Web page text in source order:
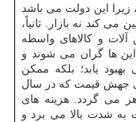
زیرا این دولت می باشد
می كند نه بازار. ثانیاً،
آلات و كالاهای واسطه
ها گران می شوند و
یابد؛ بلكه ممكن
جهش قیمت كه در سال
می گردد. هزینه های
شدت بالا می برد و